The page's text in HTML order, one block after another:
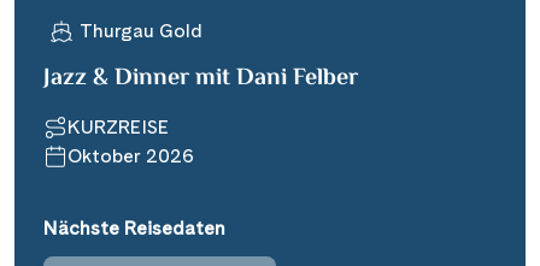
Thurgau Gold
Jazz & Dinner mit Dani Felber
KURZREISE
Oktober 2026
Nächste Reisedaten